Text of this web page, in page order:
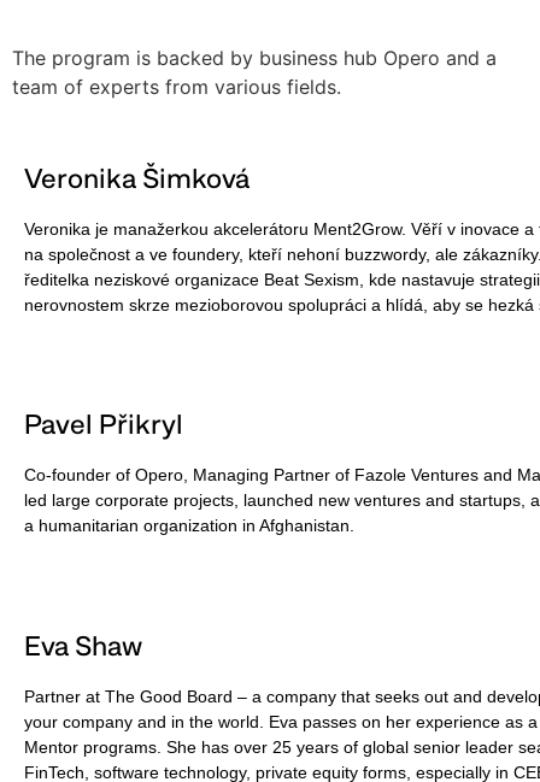
The program is backed by business hub Opero and a
team of experts from various fields.
Veronika Šimková
Veronika je manažerkou akcelerátoru Ment2Grow. Věří v inovace
na společnost a ve foundery, kteří nehoní buzzwordy, ale
ředitelka neziskové organizace Beat Sexism, kde nastavuje
nerovnostem skrze mezioborovou spolupráci a hlídá, aby se
Pavel Přikryl
Co-founder of Opero, Managing Partner of Fazole Ventures and
led large corporate projects, launched new ventures and startups,
a humanitarian organization in Afghanistan.
Eva Shaw
Partner at The Good Board – a company that seeks out and
your company and in the world. Eva passes on her experience as
Mentor programs. She has over 25 years of global senior leader
FinTech, software technology, private equity forms, especially in